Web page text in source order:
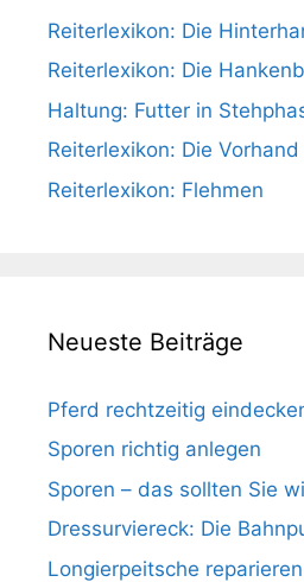
Reiterlexikon: Die
Reiterlexikon: Die
Haltung: Futter in
Reiterlexikon: Die Vorhand
Reiterlexikon: Flehmen
Neueste Beiträge
Pferd rechtzeitig
Sporen richtig anlegen
Sporen – das sollten Sie
Dressurviereck: Die
Longierpeitsche reparieren